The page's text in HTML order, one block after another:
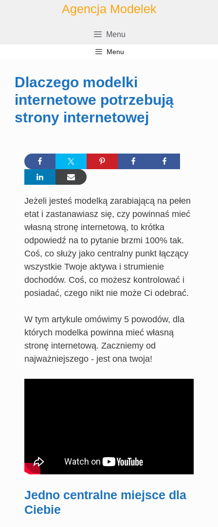
Agencja Modelek
Menu
Menu
Dlaczego modelki
internetowe potrzebują
strony internetowej
Jeżeli jesteś modelką zarabiającą na pełen
etat i zastanawiasz się, czy powinnaś mieć
własną stronę internetową, to krótka
odpowiedź na to pytanie brzmi 100% tak.
Coś, co służy jako centralny punkt łączący
wszystkie Twoje aktywa i strumienie
dochodów. Coś, co możesz kontrolować i
posiadać, czego nikt nie może Ci odebrać.
W tym artykule omówimy 5 powodów, dla
których modelka powinna mieć własną
stronę internetową. Zaczniemy od
najważniejszego - jest ona twoja!
Jedno centralne miejsce dla
Ciebie